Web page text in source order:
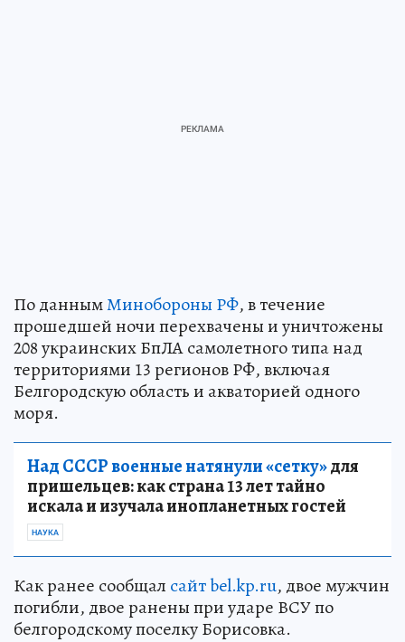
По даннымМинобороны РФ, в течение
прошедшей ночи перехвачены и уничтожены
208 украинских БпЛА самолетного типа над
территориями 13 регионов РФ, включая
Белгородскую область и акваторией одного
моря.
Над СССР военные натянули «сетку»для
пришельцев: как страна 13 лет тайно
искала и изучала инопланетных гостей
НАУКА
Как ранее сообщал сайт bel.kp.ru, двое мужчин
погибли, двое ранены при ударе ВСУ по
белгородскому поселку Борисовка.